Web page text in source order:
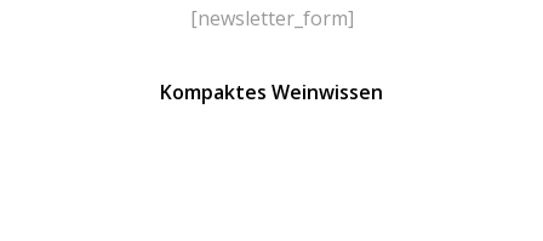
[newsletter_form]
Kompaktes Weinwissen